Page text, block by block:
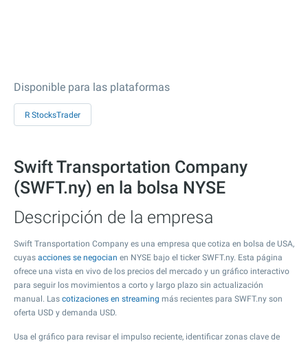
Disponible para las plataformas
R StocksTrader
Swift Transportation Company
(SWFT.ny) en la bolsa NYSE
Descripción de la empresa
Swift Transportation Company es una empresa que cotiza en bolsa de USA,
cuyas acciones se negocian en NYSE bajo el ticker SWFT.ny. Esta página
ofrece una vista en vivo de los precios del mercado y un gráfico interactivo
para seguir los movimientos a corto y largo plazo sin actualización
manual. Las cotizaciones en streaming más recientes para SWFT.ny son
oferta USD y demanda USD.
Usa el gráfico para revisar el impulso reciente, identificar zonas clave de